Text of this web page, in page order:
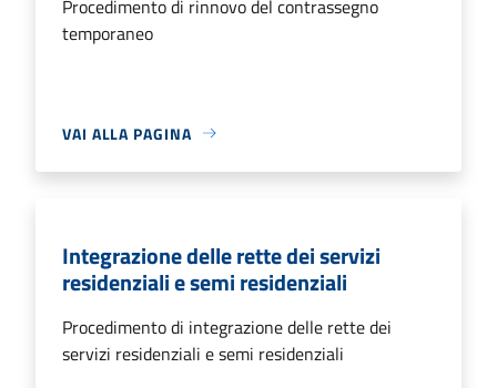
Procedimento di rinnovo del contrassegno
temporaneo
VAI ALLA PAGINA
Integrazione delle rette dei servizi
residenziali e semi residenziali
Procedimento di integrazione delle rette dei
servizi residenziali e semi residenziali